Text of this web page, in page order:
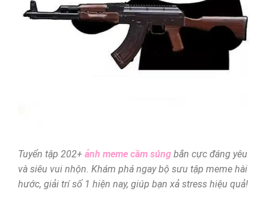
Tuyển tập 202+ ảnh meme cầm súngbắn cực đáng yêu
và siêu vui nhộn. Khám phá ngay bộ sưu tập meme hài
hước, giải trí số 1 hiện nay, giúp bạn xả stress hiệu quả!